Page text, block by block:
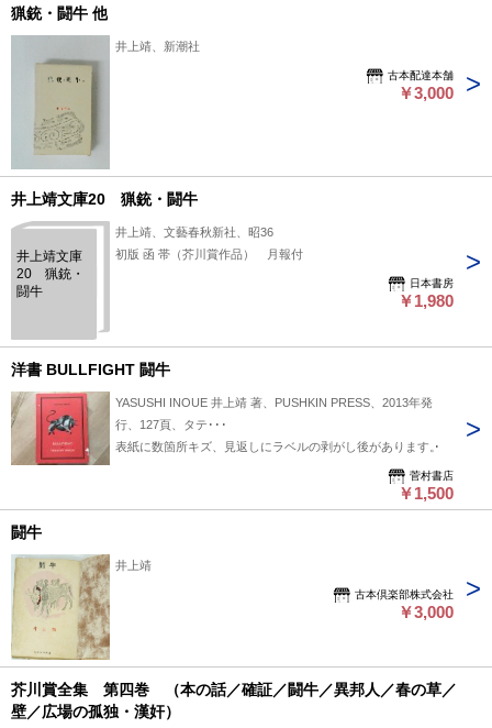
猟銃・闘牛 他
井上靖、新潮社
古本配達本舗
￥3,000
井上靖文庫20 猟銃・闘牛
井上靖文庫
20 猟銃・
闘牛
井上靖、文藝春秋新社、昭36
初版 函 帯（芥川賞作品） 月報付
日本書房
￥1,980
洋書 BULLFIGHT 闘牛
YASUSHI INOUE 井上靖 著、PUSHKIN PRESS、2013年発
行、127頁、タテ･･･
表紙に数箇所キズ、見返しにラベルの剥がし後があります。
菅村書店
￥1,500
闘牛
井上靖
古本倶楽部株式会社
￥3,000
芥川賞全集 第四巻 （本の話／確証／闘牛／異邦人／春の草／
壁／広場の孤独・漢奸）